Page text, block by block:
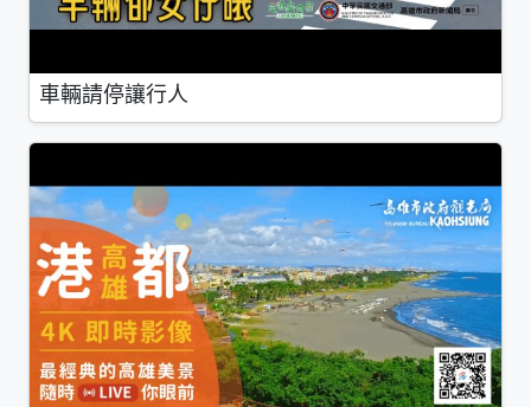
車輛請停讓行人